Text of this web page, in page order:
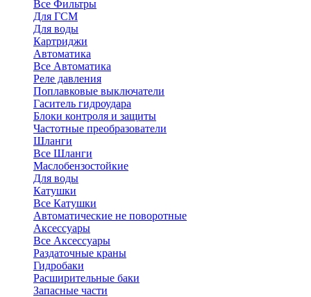
Все Фильтры
Для ГСМ
Для воды
Картриджи
Автоматика
Все Автоматика
Реле давления
Поплавковые выключатели
Гаситель гидроудара
Блоки контроля и защиты
Частотные преобразователи
Шланги
Все Шланги
Маслобензостойкие
Для воды
Катушки
Все Катушки
Автоматические не поворотные
Аксессуары
Все Аксессуары
Раздаточные краны
Гидробаки
Расширительные баки
Запасные части